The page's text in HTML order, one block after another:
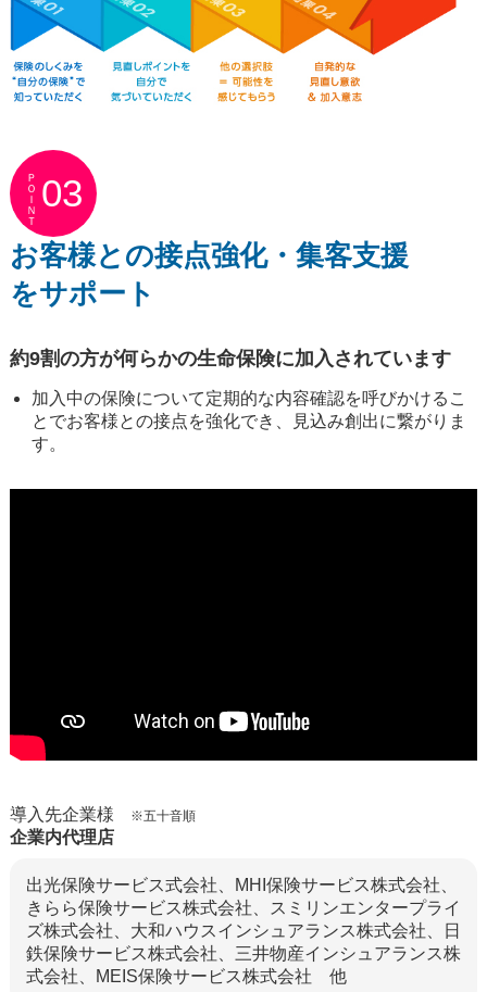
ＰＯＩＮＴ03
お客様との接点強化・集客支援
をサポート
約9割の方が何らかの生命保険に加入されています
加入中の保険について定期的な内容確認を呼びかけるこ
とでお客様との接点を強化でき、見込み創出に繋がりま
す。
導入先企業様 ※五十音順
企業内代理店
出光保険サービス式会社、MHI保険サービス株式会社、
きらら保険サービス株式会社、スミリンエンタープライ
ズ株式会社、大和ハウスインシュアランス株式会社、日
鉄保険サービス株式会社、三井物産インシュアランス株
式会社、MEIS保険サービス株式会社 他